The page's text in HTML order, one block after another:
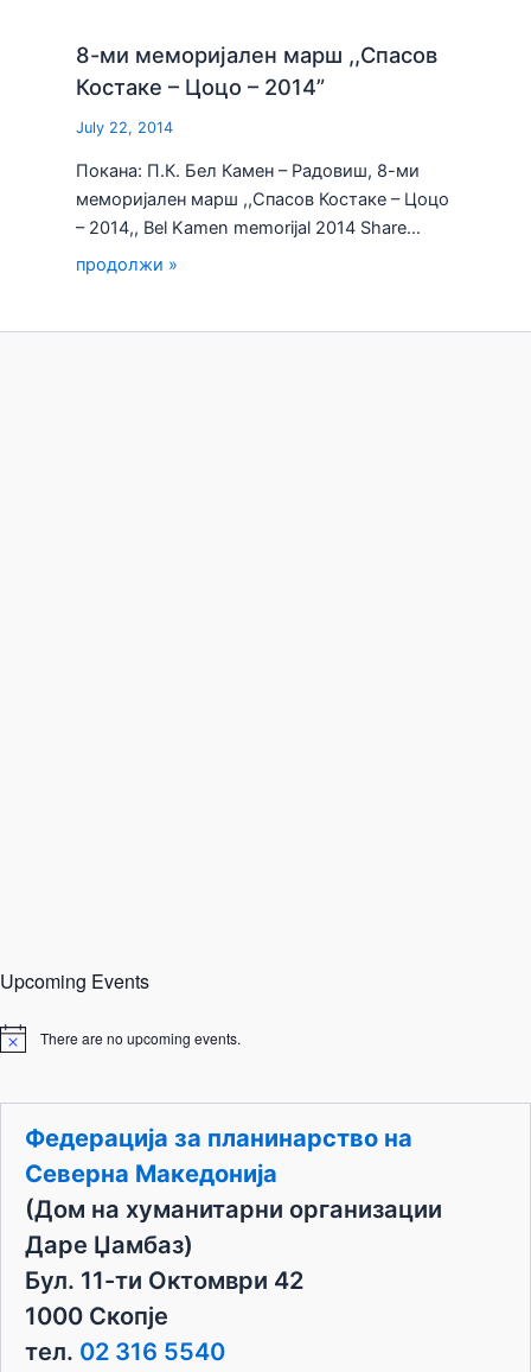
8-ми меморијален марш ,,Спасов
Костаке – Цоцо – 2014”
July 22, 2014
Покана: П.К. Бел Камен – Радовиш, 8-ми
меморијален марш ,,Спасов Костаке – Цоцо
– 2014,, Bel Kamen memorijal 2014 Share…
продолжи »
Upcoming Events
N
i
There are no upcoming events.
Федерација за планинарство на
Северна Македонија
(Дом на хуманитарни организации
Даре Џамбаз)
Бул. 11-ти Октомври 42
1000 Скопје
тел. 02 316 5540